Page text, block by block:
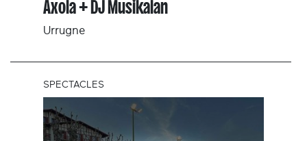
Axola + DJ Musikalan
Urrugne
SPECTACLES